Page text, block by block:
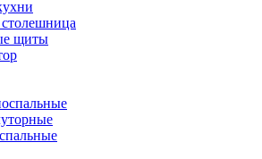
щиты